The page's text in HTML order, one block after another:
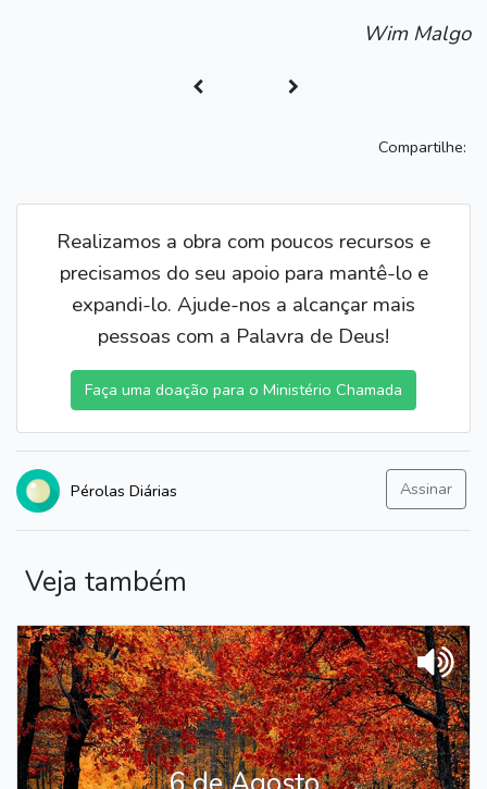
Wim Malgo
Compartilhe:
Realizamos a obra com poucos recursos e
precisamos do seu apoio para mantê-lo e
expandi-lo. Ajude-nos a alcançar mais
pessoas com a Palavra de Deus!
Faça uma doação para o Ministério Chamada
Pérolas Diárias Assinar
Veja também